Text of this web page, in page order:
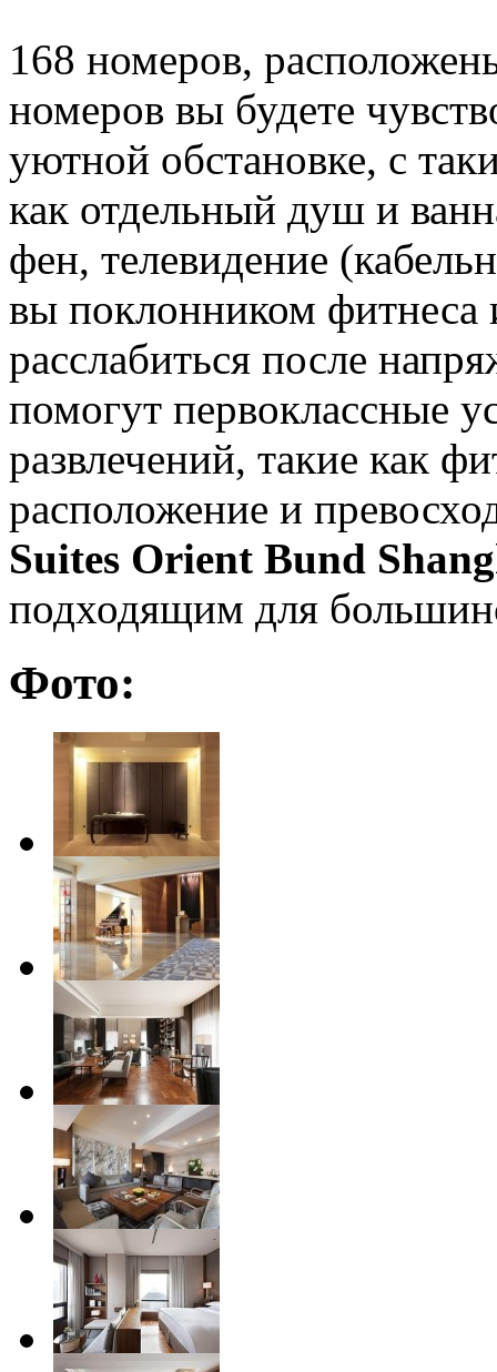
168 номеров,
номеров вы будете
уютной обстановке, с
как отдельный душ и
фен, телевидение
вы поклонником фитнеса
расслабиться после
помогут первоклассные
развлечений, такие как
расположение и
Suites Orient Bund
подходящим для
Фото: